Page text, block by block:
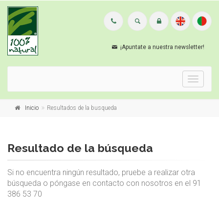
¡Apuntate a nuestra newsletter!
Menu
Inicio Resultados de la busqueda
Resultado de la búsqueda
Si no encuentra ningún resultado, pruebe a realizar otra
búsqueda o póngase en contacto con nosotros en el 91
386 53 70